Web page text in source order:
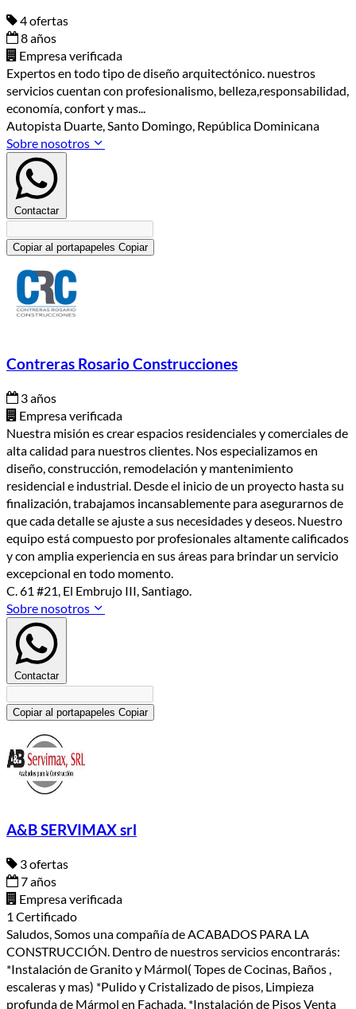
4 ofertas
8 años
Empresa verificada
Expertos en todo tipo de diseño arquitectónico. nuestros
servicios cuentan con profesionalismo, belleza,responsabilidad,
economía, confort y mas...
Autopista Duarte, Santo Domingo, República Dominicana
Sobre nosotros
Contactar
Copiar al portapapeles Copiar
Contreras Rosario Construcciones
3 años
Empresa verificada
Nuestra misión es crear espacios residenciales y comerciales de
alta calidad para nuestros clientes. Nos especializamos en
diseño, construcción, remodelación y mantenimiento
residencial e industrial. Desde el inicio de un proyecto hasta su
finalización, trabajamos incansablemente para asegurarnos de
que cada detalle se ajuste a sus necesidades y deseos. Nuestro
equipo está compuesto por profesionales altamente calificados
y con amplia experiencia en sus áreas para brindar un servicio
excepcional en todo momento.
C. 61 #21, El Embrujo III, Santiago.
Sobre nosotros
Contactar
Copiar al portapapeles Copiar
A&B SERVIMAX srl
3 ofertas
7 años
Empresa verificada
1 Certificado
Saludos, Somos una compañía de ACABADOS PARA LA
CONSTRUCCIÓN. Dentro de nuestros servicios encontrarás:
*Instalación de Granito y Mármol( Topes de Cocinas, Baños ,
escaleras y mas) *Pulido y Cristalizado de pisos, Limpieza
profunda de Mármol en Fachada. *Instalación de Pisos Venta